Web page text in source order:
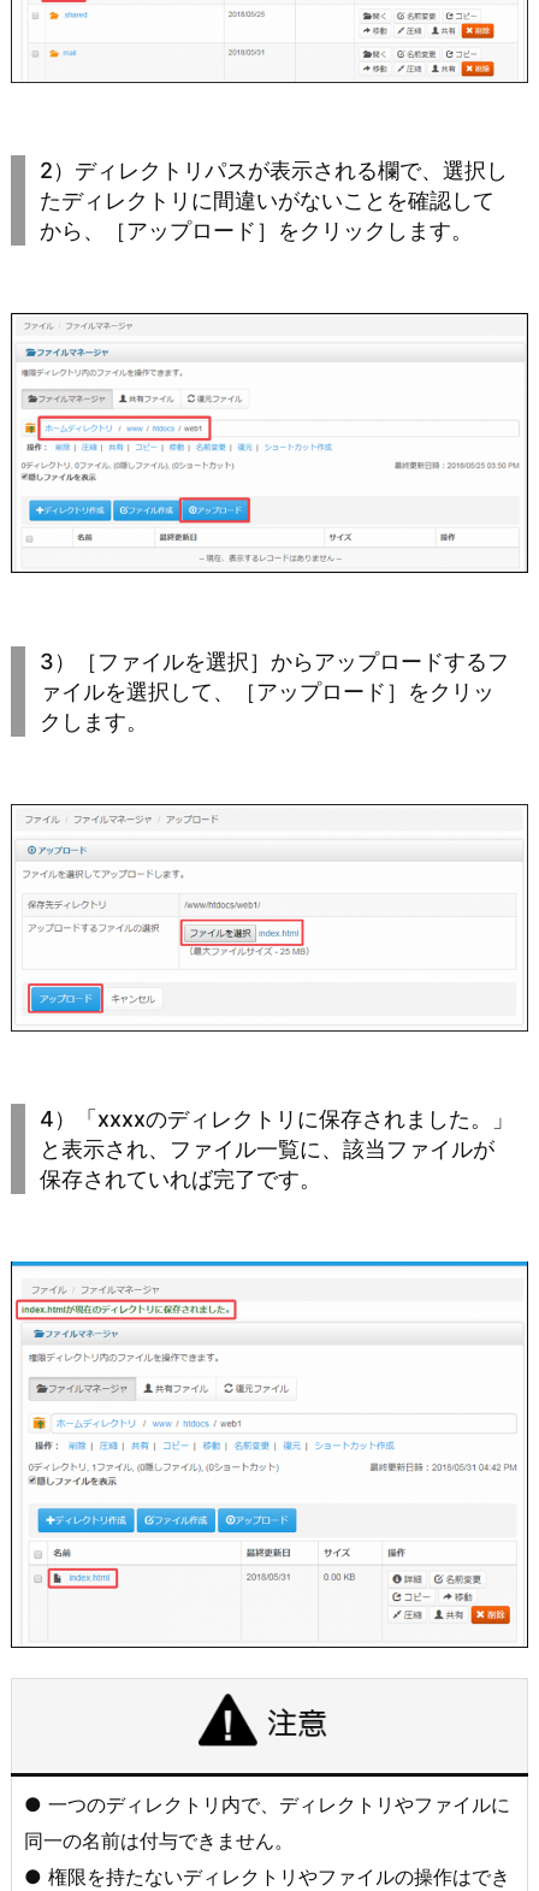
2）ディレクトリパスが表示される欄で、選択し
たディレクトリに間違いがないことを確認して
から、［アップロード］をクリックします。
3）［ファイルを選択］からアップロードするフ
ァイルを選択して、［アップロード］をクリッ
クします。
4）「xxxxのディレクトリに保存されました。」
と表示され、ファイル一覧に、該当ファイルが
保存されていれば完了です。
● 一つのディレクトリ内で、ディレクトリやファイルに
同一の名前は付与できません。
● 権限を持たないディレクトリやファイルの操作はでき